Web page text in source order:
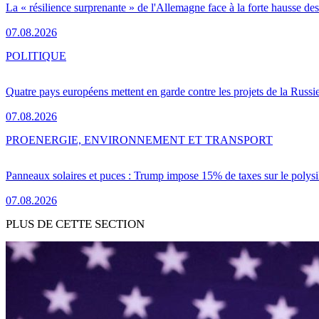
La « résilience surprenante » de l'Allemagne face à la forte hausse
07.08.2026
Quatre pays européens mettent en garde contre les projets de la
07.08.2026
POLITIQUE
Panneaux solaires et puces : Trump impose 15% de taxes sur le
07.08.2026
PROENERGIE, ENVIRONNEMENT ET TRANSPORT
PLUS DE CETTE SECTION